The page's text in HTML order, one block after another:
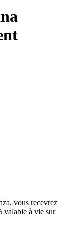
vous recevrez
valable à vie sur